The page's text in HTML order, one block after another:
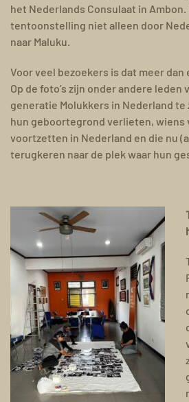
het Nederlands Consulaat in
tentoonstelling niet alleen door
naar Maluku.
Voor veel bezoekers is dat meer
Op de foto’s zijn onder andere leden
generatie Molukkers in Nederland te
hun geboortegrond verlieten, wiens
voortzetten in Nederland en die nu
terugkeren naar de plek waar hun